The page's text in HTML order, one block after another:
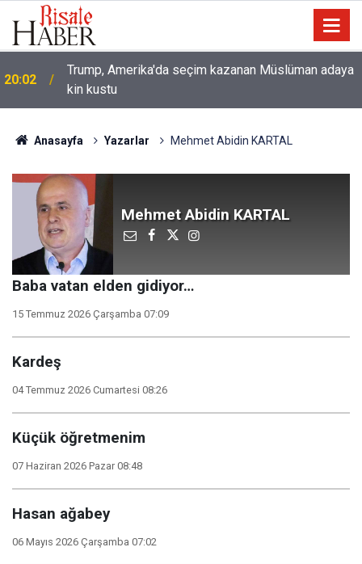
20:02
Trump, Amerika'da seçim kazanan Müslüman adaya
kin kustu
Anasayfa Yazarlar Mehmet Abidin KARTAL
Mehmet Abidin KARTAL
Baba vatan elden gidiyor…
15 Temmuz 2026 Çarşamba 07:09
Kardeş
04 Temmuz 2026 Cumartesi 08:26
Küçük öğretmenim
07 Haziran 2026 Pazar 08:48
Hasan ağabey
06 Mayıs 2026 Çarşamba 07:02